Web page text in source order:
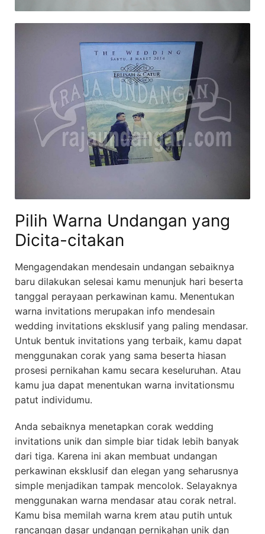
Pilih Warna Undangan yang
Dicita-citakan
Mengagendakan mendesain undangan sebaiknya
baru dilakukan selesai kamu menunjuk hari beserta
tanggal perayaan perkawinan kamu. Menentukan
warna invitations merupakan info mendesain
wedding invitations eksklusif yang paling mendasar.
Untuk bentuk invitations yang terbaik, kamu dapat
menggunakan corak yang sama beserta hiasan
prosesi pernikahan kamu secara keseluruhan. Atau
kamu jua dapat menentukan warna invitationsmu
patut individumu.
Anda sebaiknya menetapkan corak wedding
invitations unik dan simple biar tidak lebih banyak
dari tiga. Karena ini akan membuat undangan
perkawinan eksklusif dan elegan yang seharusnya
simple menjadikan tampak mencolok. Selayaknya
menggunakan warna mendasar atau corak netral.
Kamu bisa memilah warna krem atau putih untuk
rancangan dasar undangan pernikahan unik dan